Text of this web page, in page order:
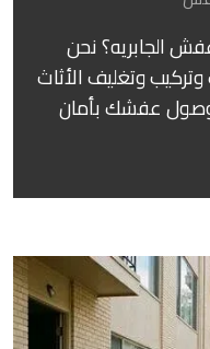
الجابريه؟ نحن
وتغليف الأثاث
وصول عفشك بأمان